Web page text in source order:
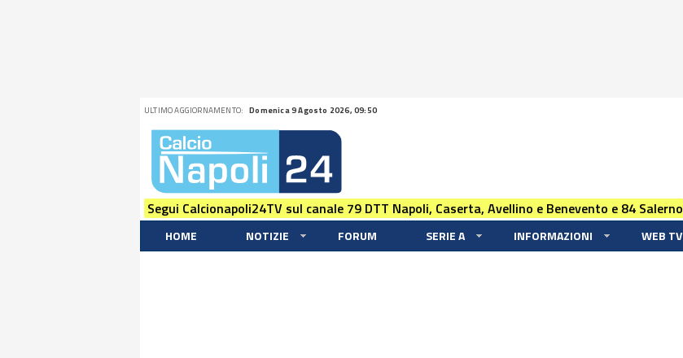
ULTIMO AGGIORNAMENTO: Domenica 9 Agosto 2026, 09:50
Segui Calcionapoli24TV sul canale 79 DTT Napoli, Caserta, Avellino e Benevento e 84 Salerno
HOME NOTIZIE FORUM SERIE A INFORMAZIONI WEB TV